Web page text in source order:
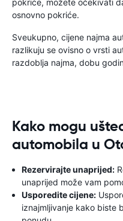
pokriće, možete očekivati
osnovno pokriće.
Sveukupno, cijene najma
razlikuju se ovisno o vrsti
razdoblja najma, dobu
Kako mogu
automobila u
Rezervirajte unaprijed:
unaprijed može vam
Usporedite cijene:
iznajmljivanje kako biste